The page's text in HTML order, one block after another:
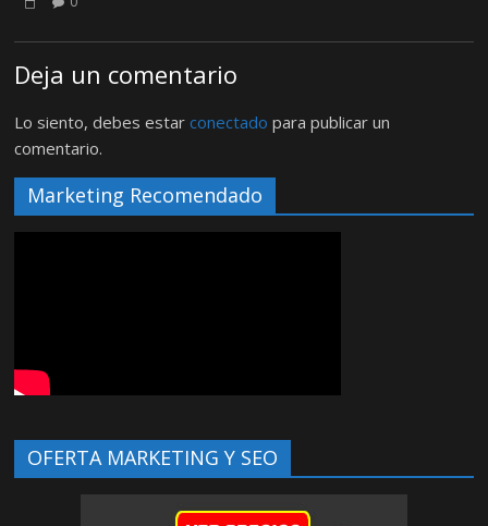
Deja un comentario
Lo siento, debes estarconectado para publicar un
comentario.
Marketing Recomendado
OFERTA MARKETING Y SEO